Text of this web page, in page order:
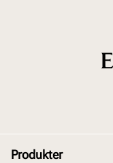
Produkter